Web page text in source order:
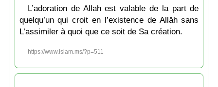
L’adoration de Allāh est valable de la part de
quelqu’un qui croit en l’existence de Allāh sans
L’assimiler à quoi que ce soit de Sa création.
https://www.islam.ms/?p=511